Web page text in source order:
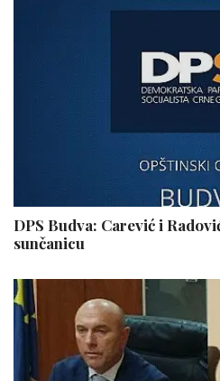
DPS Budva: Carević i
sunčanicu